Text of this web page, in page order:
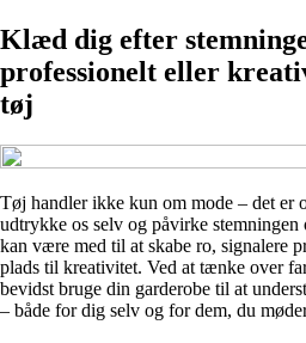
Klæd dig efter
professionelt eller
tøj
Tøj handler ikke kun om mode – det er
udtrykke os selv og påvirke
kan være med til at skabe ro, signalere
plads til kreativitet. Ved at tænke over
bevidst bruge din garderobe til at
– både for dig selv og for dem, du